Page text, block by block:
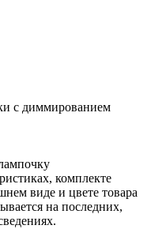
с диммированием
комплекте
виде и цвете товара
на последних,